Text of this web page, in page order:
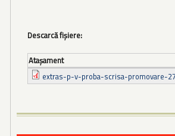
Descarcă fișiere:
Ataşament
extras-p-v-proba-scrisa-promovare-